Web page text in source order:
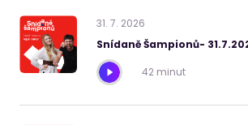
31. 7. 2026
Snídaně Šampionů-
42 minut